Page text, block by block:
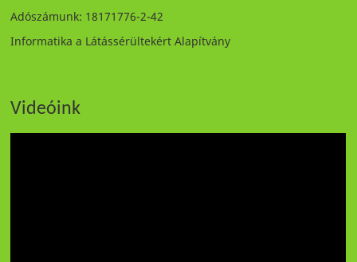
Adószámunk: 18171776-2-42
Informatika a Látássérültekért Alapítvány
Videóink